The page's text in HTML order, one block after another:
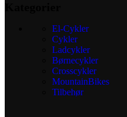
El-Cykler
Cykler
Ladcykler
Børnecykler
Crosscykler
MountainBikes
Tilbehør